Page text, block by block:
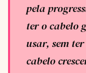
pela
ter o cabelo
usar, sem
cabelo